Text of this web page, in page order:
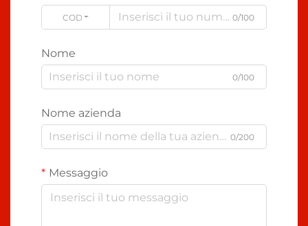
CODE 0/100
Nome
0/100
Nome azienda
0/200
Messaggio